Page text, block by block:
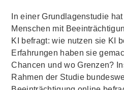
In einer Grundlagenstudie
Menschen mit
KI befragt: wie nutzen sie KI
Erfahrungen haben sie
Chancen und wo Grenzen?
Rahmen der Studie